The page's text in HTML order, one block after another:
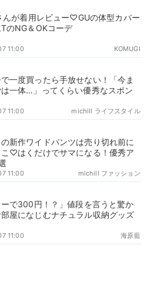
んが着用レビュー♡GUの体型カバー
のNG＆OKコーデ
KOMUGI
11:00
一度買ったら手放せない！「今ま
一体…」ってくらい優秀なスポン
michill ライフスタイル
11:00
新作ワイドパンツは売り切れ前に
♡はくだけでサマになる！優秀ア
michill ファッション
11:00
ーで300円！？」値段を言うと驚か
屋になじむナチュラル収納グッズ
海原藍
11:00